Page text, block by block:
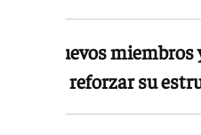
tres nuevos
para reforzar su